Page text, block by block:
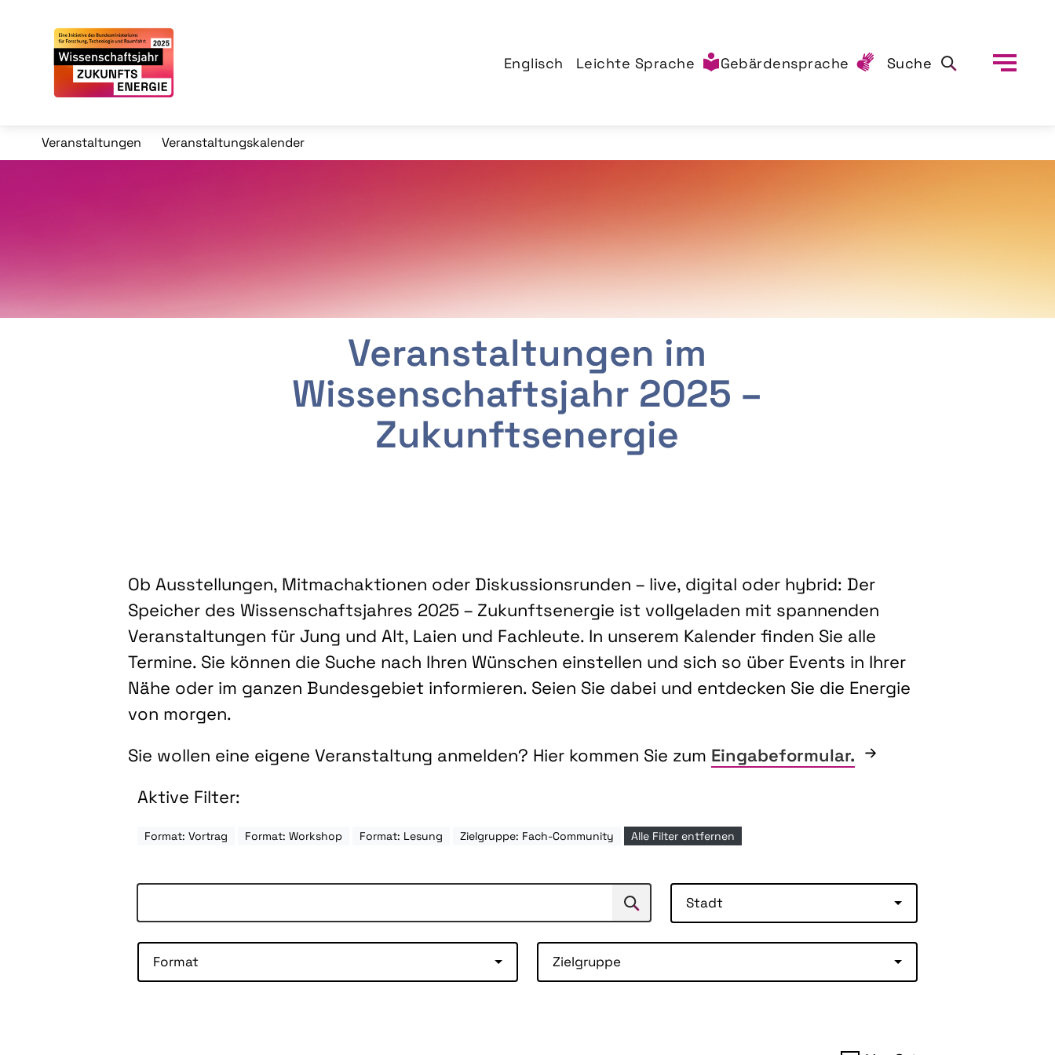
Englisch Leichte Sprache Gebärdensprache Suche
Veranstaltungen Veranstaltungskalender
Veranstaltungen im
Wissenschaftsjahr 2025 –
Zukunftsenergie
Ob Ausstellungen, Mitmachaktionen oder Diskussionsrunden – live, digital oder hybrid: Der
Speicher des Wissenschaftsjahres 2025 – Zukunftsenergie ist vollgeladen mit spannenden
Veranstaltungen für Jung und Alt, Laien und Fachleute. In unserem Kalender finden Sie alle
Termine. Sie können die Suche nach Ihren Wünschen einstellen und sich so über Events in Ihrer
Nähe oder im ganzen Bundesgebiet informieren. Seien Sie dabei und entdecken Sie die Energie
von morgen.
Sie wollen eine eigene Veranstaltung anmelden? Hier kommen Sie zum Eingabeformular.
Aktive Filter:
Format: Vortrag Format: Workshop Format: Lesung Zielgruppe: Fach-Community Alle Filter entfernen
Suchen Stadt
Format Zielgruppe